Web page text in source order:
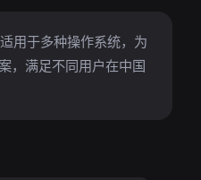
用于多种操作系统，为
，满足不同用户在中国